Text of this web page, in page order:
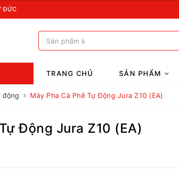
ĐỨC
TRANG CHỦ SẢN PHẨM
động Máy Pha Cà Phê Tự Động Jura Z10 (EA)
Động Jura Z10 (EA)